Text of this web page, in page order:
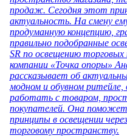
продаж. Сегодня этот
актуальность. На смену
продуманную концепцию,
правильно подобранные
SR по освещению
компании «Точка опоры»
рассказывает об
модном и обувном
работать с товаром,
покупателей. Она
принципы в освещении
торговому пространству.